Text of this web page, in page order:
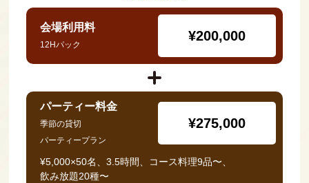
会場利用料
12Hパック
¥200,000
パーティー料金
季節の貸切
パーティープラン
¥275,000
¥5,000×50名、3.5時間、コース料理9品〜、
飲み放題20種〜